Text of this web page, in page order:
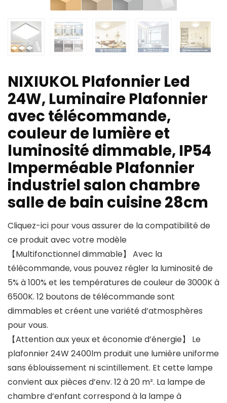
NIXIUKOL Plafonnier Led
24W, Luminaire Plafonnier
avec télécommande,
couleur de lumière et
luminosité dimmable, IP54
Imperméable Plafonnier
industriel salon chambre
salle de bain cuisine 28cm
Cliquez-ici pour vous assurer de la compatibilité de
ce produit avec votre modèle
【Multifonctionnel dimmable】 Avec la
télécommande, vous pouvez régler la luminosité de
5% à 100% et les températures de couleur de 3000K à
6500K. 12 boutons de télécommande sont
dimmables et créent une variété d’atmosphères
pour vous.
【Attention aux yeux et économie d’énergie】 Le
plafonnier 24W 2400lm produit une lumière uniforme
sans éblouissement ni scintillement. Et cette lampe
convient aux pièces d’env. 12 à 20 m². La lampe de
chambre d’enfant correspond à la lampe à